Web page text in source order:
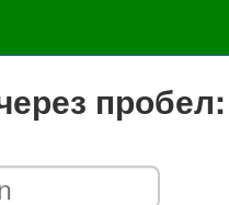
пробел: